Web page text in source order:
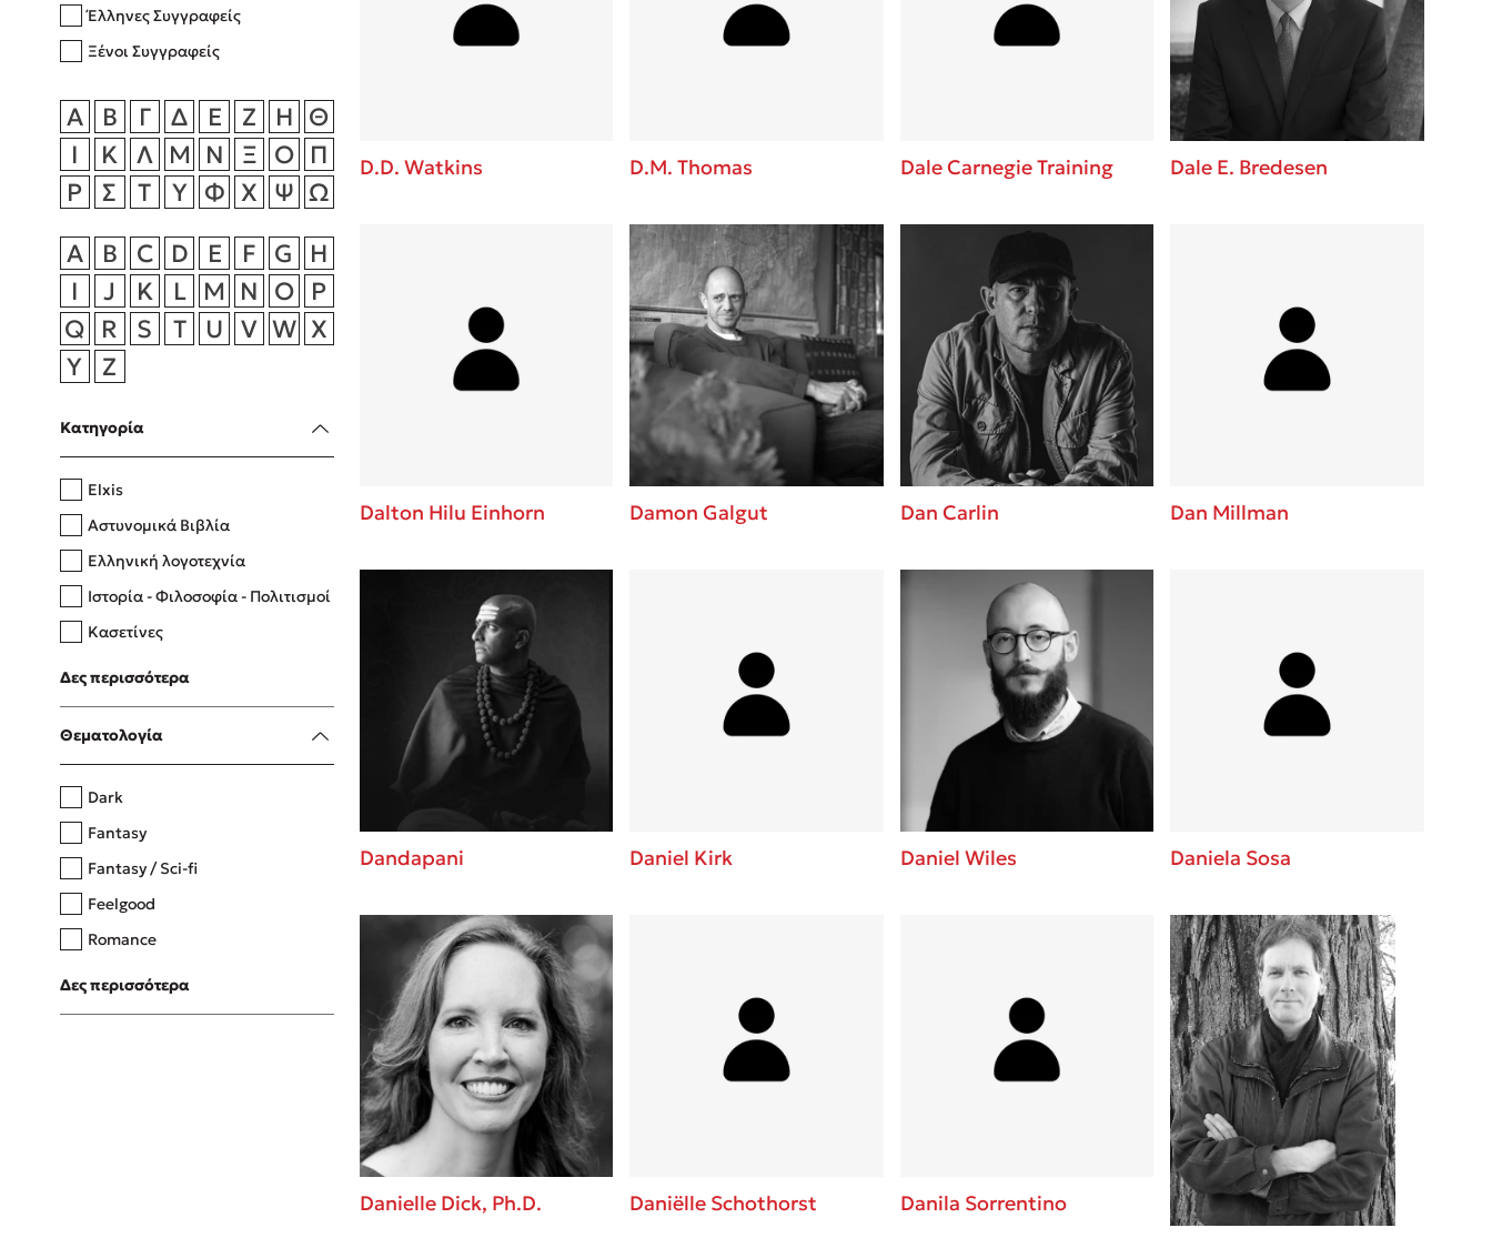
Playlist
Στέφανος Ξενάκης
Το λεξικό της ζωής σου
Κώστας Κρομμύδας
Το λιμάνι μου είσαι εσύ
Ένας γίγαντας στο σχολείο
Δανάη Δεληγεώργη
Πάνω, κάτω, μπροστά, πίσω
Η μέθοδος Αφήστε τους
Rebecca Yarros
Ali Hazelwood
Εύκολη συνταγή για chicken BBQ pizza
παύση σε μετωπική σύγκρουση με τη
Πάνω, κάτω, μπροστά, πίσω; Κάνε το
τεστ και ανακάλυψε την τάση σου!
Έλληνες Συγγραφείς
Ξένοι Συγγραφείς
Α Β Γ Δ Ε Ζ Η Θ
Ι
Κ Λ Μ Ν Ξ Ο Π
Ρ
Σ Τ Υ Φ Χ Ψ Ω
A B C D E F G
H
I
J K L M N O
P
Q
R S T U V W X
Y
Z
Κατηγορία
Elxis
Αστυνομικά Βιβλία
Ελληνική λογοτεχνία
Ιστορία - Φιλοσοφία - Πολιτισμοί
Κασετίνες
Λευκώματα - Έγχρωμοι οδηγοί
Μαγειρική
Δες περισσότερα
Θεματολογία
Dark
Fantasy
Fantasy / Sci-fi
Feelgood
Romance
Upmarket
Young Adult
Δες περισσότερα
D.D. Watkins D.M. Thomas Dale Carnegie Training Dale E. Bredesen
Dalton Hilu Einhorn Damon Galgut Dan Carlin Dan Millman
Dandapani Daniel Kirk Daniel Wiles Daniela Sosa
Danielle Dick, Ph.D. Daniëlle Schothorst
Danila Sorrentino